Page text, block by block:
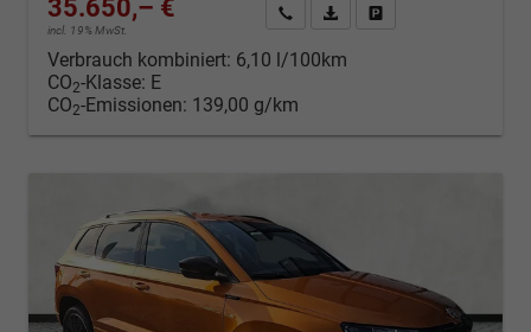
35.650,– €
incl. 19% MwSt.
Kontakt & Angebot anfordern
PDF-Datei, Fahrzeugexposé
Verbrauch kombiniert: 6,10 l/100km
CO2-Klasse: E
CO2-Emissionen: 139,00 g/km